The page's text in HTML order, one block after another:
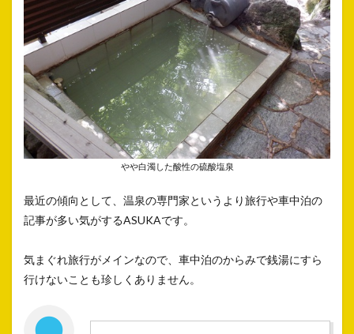
やや白濁した酸性の硫酸塩泉
最近の傾向として、温泉の専門家というより旅行や車中泊の
記事が多い気がするASUKAです。
気まぐれ旅行がメインなので、車中泊のからみで銭湯にすら
行けないことも珍しくありません。